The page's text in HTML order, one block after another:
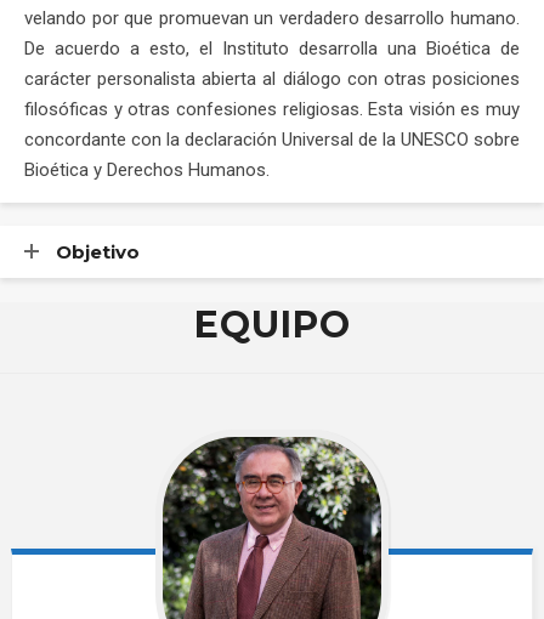
velando por que promuevan un verdadero desarrollo humano.
De acuerdo a esto, el Instituto desarrolla una Bioética de
carácter personalista abierta al diálogo con otras posiciones
filosóficas y otras confesiones religiosas. Esta visión es muy
concordante con la declaración Universal de la UNESCO sobre
Bioética y Derechos Humanos.
Objetivo
EQUIPO